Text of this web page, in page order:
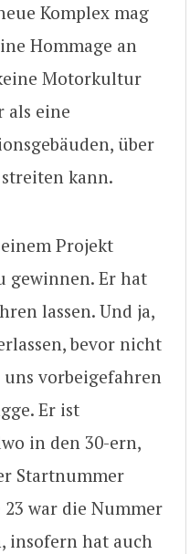
Komplex mag
Hommage an
Motorkultur
als eine
über
kann.
Projekt
gewinnen. Er hat
lassen. Und ja,
bevor nicht
vorbeigefahren
Er ist
in den 30-ern,
Startnummer
war die Nummer
insofern hat auch